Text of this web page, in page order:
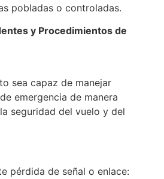
pobladas o controladas.
y Procedimientos de
sea capaz de manejar
emergencia de manera
seguridad del vuelo y del
pérdida de señal o enlace: